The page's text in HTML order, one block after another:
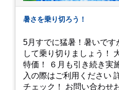
暑さを乗り切ろう！
5月すでに猛暑！暑いです
して乗り切りましょう！
特価！ ６月も引き続き実
入の際はご利用ください
チェック！ お問い合わせ